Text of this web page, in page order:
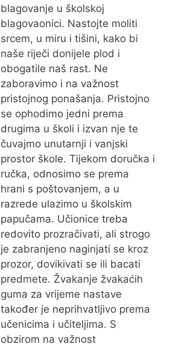
blagovanje u školskoj
blagovaonici. Nastojte moliti
srcem, u miru i tišini, kako bi
naše riječi donijele plod i
obogatile naš rast. Ne
zaboravimo i na važnost
pristojnog ponašanja. Pristojno
se ophodimo jedni prema
drugima u školi i izvan nje te
čuvajmo unutarnji i vanjski
prostor škole. Tijekom doručka i
ručka, odnosimo se prema
hrani s poštovanjem, a u
razrede ulazimo u školskim
papučama. Učionice treba
redovito prozračivati, ali strogo
je zabranjeno naginjati se kroz
prozor, dovikivati se ili bacati
predmete. Žvakanje žvakaćih
guma za vrijeme nastave
također je neprihvatljivo prema
učenicima i učiteljima. S
obzirom na važnost